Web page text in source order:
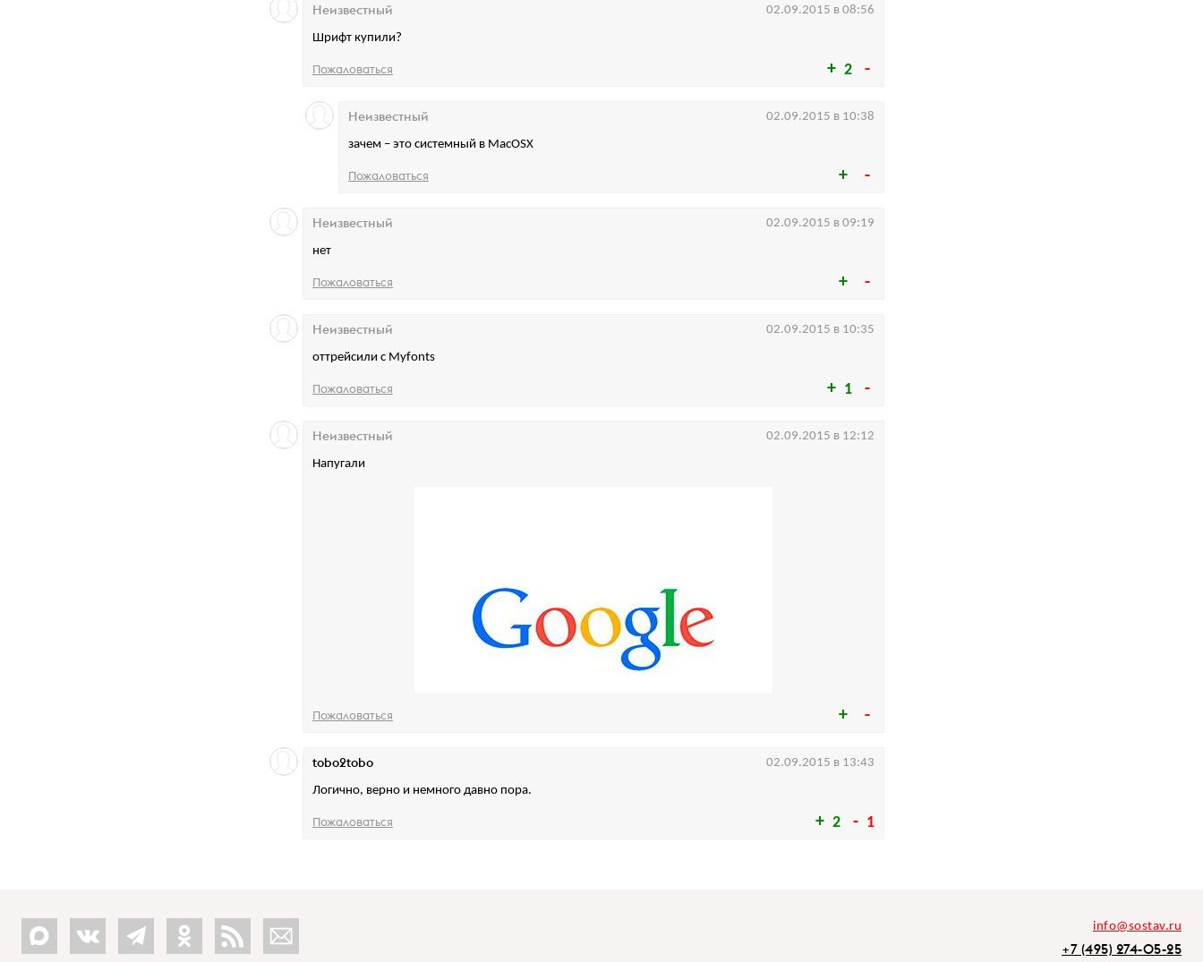
2
Шрифт купили?
Неизвестный 02.09.2015 в 08:56
Пожаловаться
зачем – это системный в MacOSX
Неизвестный 02.09.2015 в 10:38
Пожаловаться
нет
Неизвестный 02.09.2015 в 09:19
Пожаловаться
1
оттрейсили с Myfonts
Неизвестный 02.09.2015 в 10:35
Пожаловаться
Напугали
Неизвестный 02.09.2015 в 12:12
Пожаловаться
2 1
Логично, верно и немного давно пора.
tobo2tobo 02.09.2015 в 13:43
Пожаловаться
info@sostav.ru
+7 (495) 274-05-25